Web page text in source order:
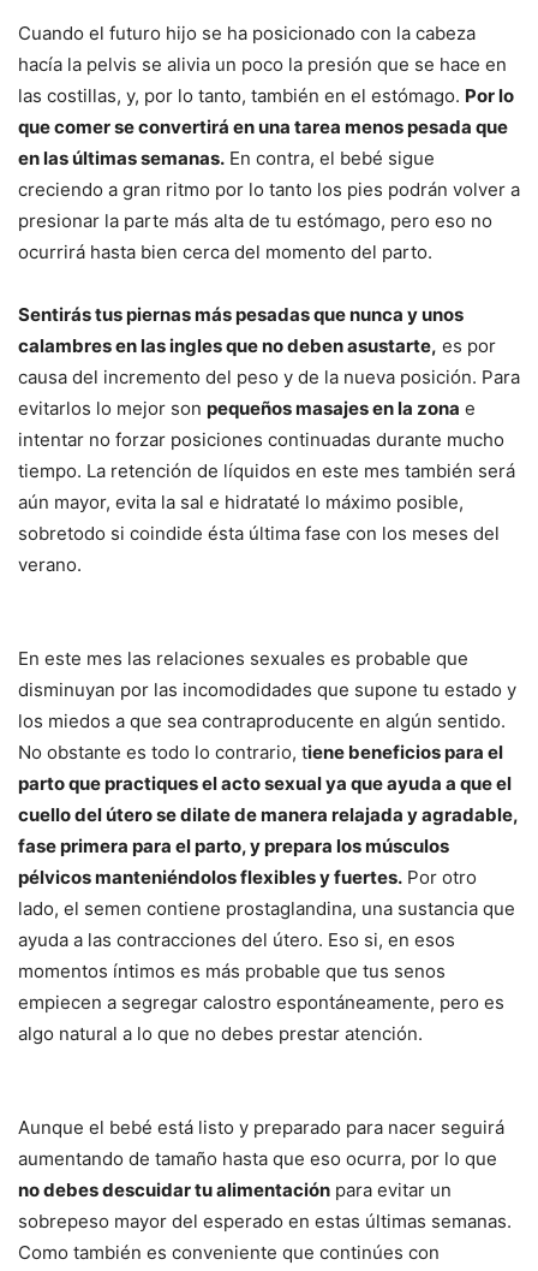
Cuando el futuro hijo se ha posicionado con la cabeza
hacía la pelvis se alivia un poco la presión que se hace en
las costillas, y, por lo tanto, también en el estómago. Por lo
que comer se convertirá en una tarea menos pesada que
en las últimas semanas. En contra, el bebé sigue
creciendo a gran ritmo por lo tanto los pies podrán volver a
presionar la parte más alta de tu estómago, pero eso no
ocurrirá hasta bien cerca del momento del parto.
Sentirás tus piernas más pesadas que nunca y unos
calambres en las ingles que no deben asustarte, es por
causa del incremento del peso y de la nueva posición. Para
evitarlos lo mejor son pequeños masajes en la zona e
intentar no forzar posiciones continuadas durante mucho
tiempo. La retención de líquidos en este mes también será
aún mayor, evita la sal e hidrataté lo máximo posible,
sobretodo si coindide ésta última fase con los meses del
verano.
En este mes las relaciones sexuales es probable que
disminuyan por las incomodidades que supone tu estado y
los miedos a que sea contraproducente en algún sentido.
No obstante es todo lo contrario, tiene beneficios para el
parto que practiques el acto sexual ya que ayuda a que el
cuello del útero se dilate de manera relajada y agradable,
fase primera para el parto, y prepara los músculos
pélvicos manteniéndolos flexibles y fuertes. Por otro
lado, el semen contiene prostaglandina, una sustancia que
ayuda a las contracciones del útero. Eso si, en esos
momentos íntimos es más probable que tus senos
empiecen a segregar calostro espontáneamente, pero es
algo natural a lo que no debes prestar atención.
Aunque el bebé está listo y preparado para nacer seguirá
aumentando de tamaño hasta que eso ocurra, por lo que
no debes descuidar tu alimentación para evitar un
sobrepeso mayor del esperado en estas últimas semanas.
Como también es conveniente que continúes con